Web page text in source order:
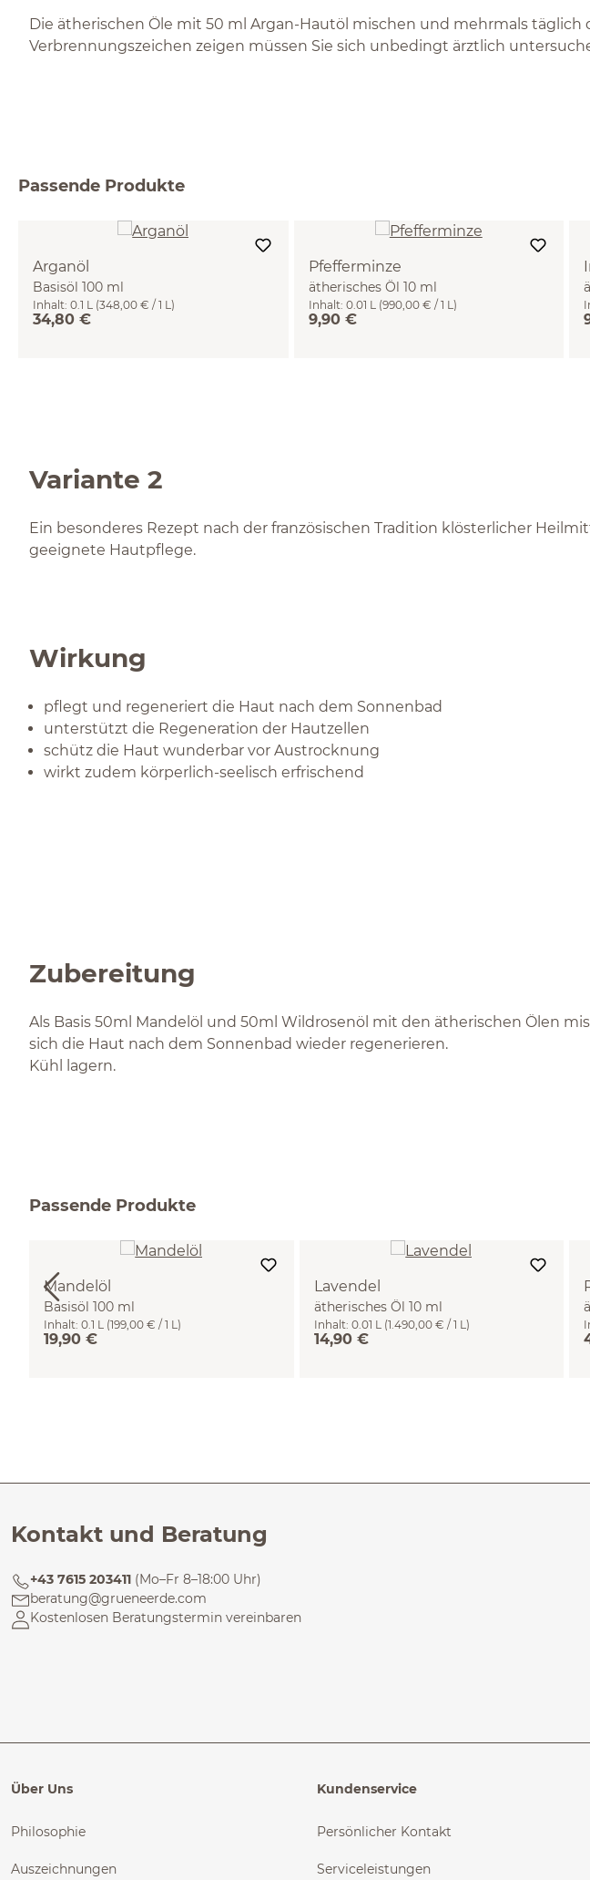
Die ätherischen Öle mit 50 ml Argan-Hautöl mischen und mehrmals
Verbrennungszeichen zeigen müssen Sie sich unbedingt ärztlich
Passende Produkte
Arganöl
Basisöl 100 ml
Inhalt: 0.1 L (348,00 € / 1 L)
34,80 €
Pfefferminze
ätherisches Öl 10 ml
Inhalt: 0.01 L (990,00 € / 1 L)
9,90 €
Variante 2
Ein besonderes Rezept nach der französischen Tradition klösterlicher
geeignete Hautpflege.
Wirkung
pflegt und regeneriert die Haut nach dem Sonnenbad
unterstützt die Regeneration der Hautzellen
schütz die Haut wunderbar vor Austrocknung
wirkt zudem körperlich-seelisch erfrischend
Zubereitung
Als Basis 50ml Mandelöl und 50ml Wildrosenöl mit den ätherischen Ölen
sich die Haut nach dem Sonnenbad wieder regenerieren.
Kühl lagern.
Passende Produkte
Mandelöl
Basisöl 100 ml
Inhalt: 0.1 L (199,00 € / 1 L)
19,90 €
Lavendel
ätherisches Öl 10 ml
Inhalt: 0.01 L (1.490,00 € / 1 L)
14,90 €
Kontakt und Beratung
+43 7615 203411 (Mo–Fr 8–18:00 Uhr)
beratung@grueneerde.com
Kostenlosen Beratungstermin vereinbaren
Über Uns
Philosophie
Auszeichnungen
Kundenservice
Persönlicher Kontakt
Serviceleistungen